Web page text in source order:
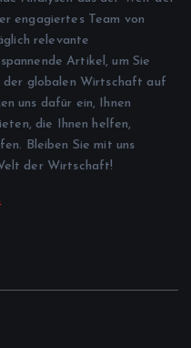
engagiertes Team von
relevante
Artikel, um Sie
der globalen Wirtschaft auf
uns dafür ein, Ihnen
die Ihnen helfen,
Bleiben Sie mit uns
der Wirtschaft!